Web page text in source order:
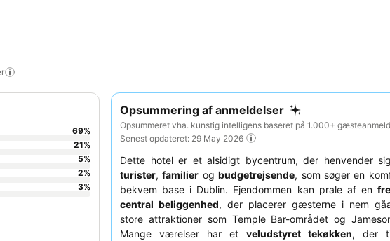
Opsummering af anmeldelser
Opsummeret vha. kunstig intelligens baseret på 1.000+
Senest opdateret: 29 May 2026
Dette hotel er et alsidigt bycentrum, der henvender
turister,familier ogbudgetrejsende, som søger en
bekvem base i Dublin. Ejendommen kan prale af en
central beliggenhed, der placerer gæsterne i nem
store attraktioner som Temple Bar-området og
Mange værelser har et veludstyret tekøkken, der
69%
21%
5%
2%
3%